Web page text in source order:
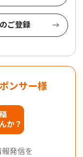
ご登録
ンサー様
か？
発信を